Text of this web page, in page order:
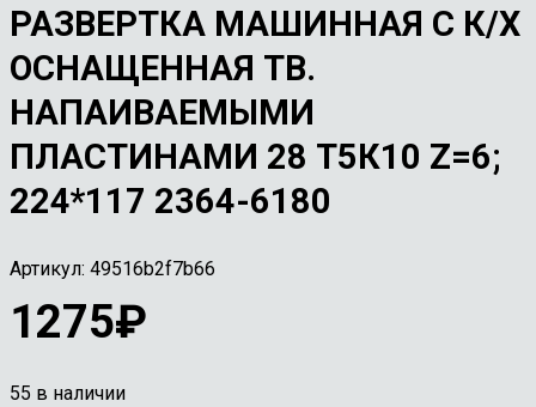
РАЗВЕРТКА МАШИННАЯ С К/Х
ОСНАЩЕННАЯ ТВ.
НАПАИВАЕМЫМИ
ПЛАСТИНАМИ 28 Т5К10 Z=6;
224*117 2364-6180
Артикул: 49516b2f7b66
1275₽
55 в наличии